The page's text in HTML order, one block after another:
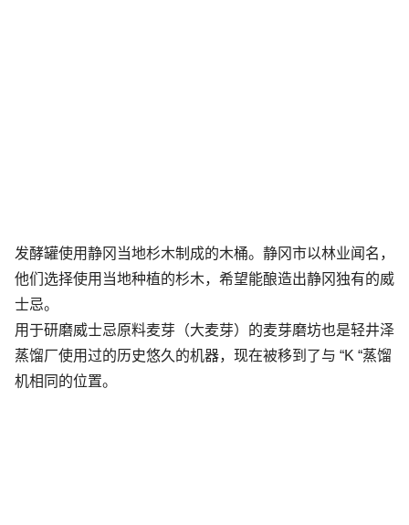
发酵罐使用静冈当地杉木制成的木桶。静冈市以林业闻名，
他们选择使用当地种植的杉木，希望能酿造出静冈独有的威
士忌。
用于研磨威士忌原料麦芽（大麦芽）的麦芽磨坊也是轻井泽
蒸馏厂使用过的历史悠久的机器，现在被移到了与 “K “蒸馏
机相同的位置。